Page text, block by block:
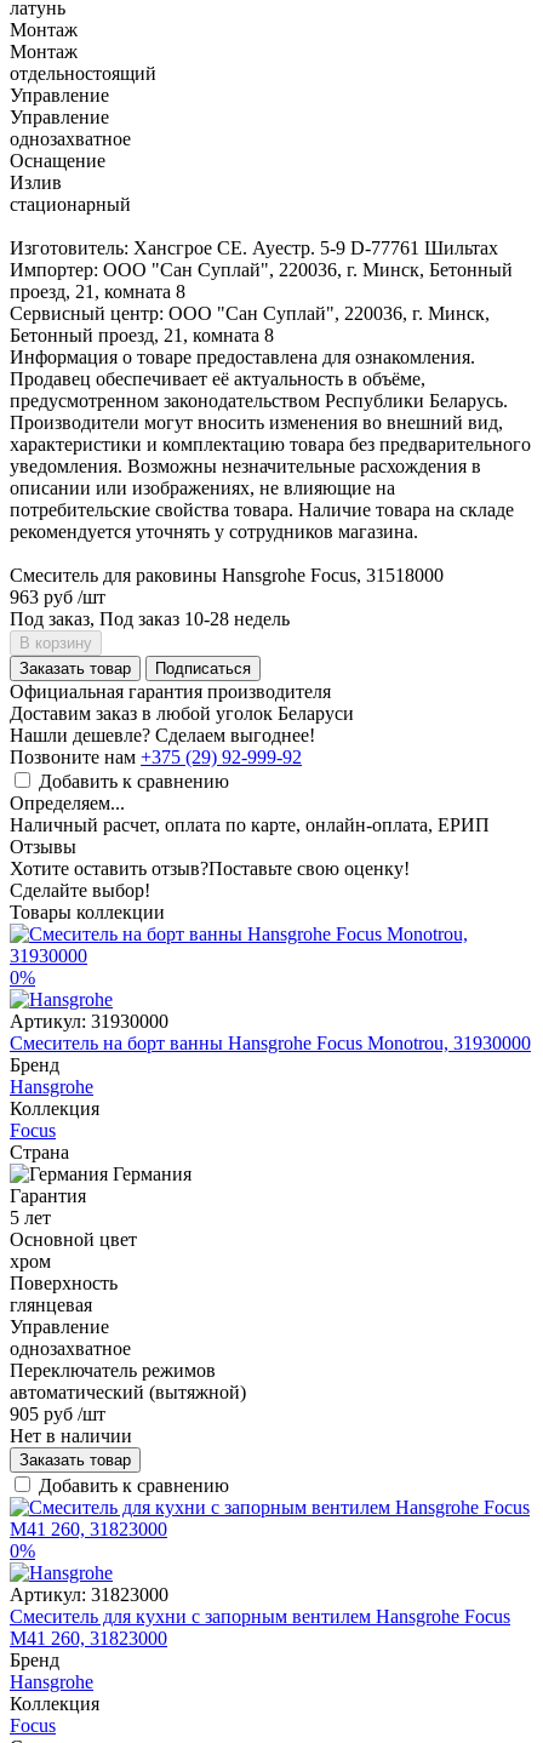
латунь
Монтаж
Монтаж
отдельностоящий
Управление
Управление
однозахватное
Оснащение
Излив
стационарный
Изготовитель: Хансгрое СЕ. Ауестр. 5-9 D-77761 Шильтах
Импортер: ООО "Сан Суплай", 220036, г. Минск, Бетонный
проезд, 21, комната 8
Сервисный центр: ООО "Сан Суплай", 220036, г. Минск,
Бетонный проезд, 21, комната 8
Информация о товаре предоставлена для ознакомления.
Продавец обеспечивает её актуальность в объёме,
предусмотренном законодательством Республики Беларусь.
Производители могут вносить изменения во внешний вид,
характеристики и комплектацию товара без предварительного
уведомления. Возможны незначительные расхождения в
описании или изображениях, не влияющие на
потребительские свойства товара. Наличие товара на складе
рекомендуется уточнять у сотрудников магазина.
Смеситель для раковины Hansgrohe Focus, 31518000
963 руб /шт
Под заказ, Под заказ 10-28 недель
В корзину
Заказать товар
Подписаться
Официальная гарантия производителя
Доставим заказ в любой уголок Беларуси
Нашли дешевле? Сделаем выгоднее!
Позвоните нам +375 (29) 92-999-92
Добавить к сравнению
Определяем...
Наличный расчет, оплата по карте, онлайн-оплата, ЕРИП
Отзывы
Хотите оставить отзыв?Поставьте свою оценку!
Сделайте выбор!
Товары коллекции
0%
Артикул: 31930000
Смеситель на борт ванны Hansgrohe Focus Monotrou, 31930000
Бренд
Hansgrohe
Коллекция
Focus
Страна
Германия
Гарантия
5 лет
Основной цвет
хром
Поверхность
глянцевая
Управление
однозахватное
Переключатель режимов
автоматический (вытяжной)
905 руб /шт
Нет в наличии
Заказать товар
Добавить к сравнению
0%
Артикул: 31823000
Смеситель для кухни с запорным вентилем Hansgrohe Focus
M41 260, 31823000
Бренд
Hansgrohe
Коллекция
Focus